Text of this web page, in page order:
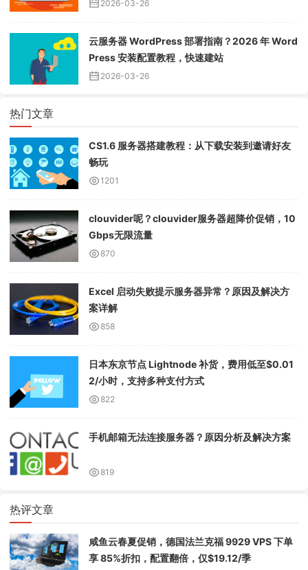
2026-03-26
云服务器 WordPress 部署指南？2026 年 Word
Press 安装配置教程，快速建站
2026-03-26
热门文章
CS1.6 服务器搭建教程：从下载安装到邀请好友
畅玩
1201
clouvider呢？clouvider服务器超降价促销，10
Gbps无限流量
870
Excel 启动失败提示服务器异常？原因及解决方
案详解
858
日本东京节点 Lightnode 补货，费用低至$0.01
2/小时，支持多种支付方式
822
手机邮箱无法连接服务器？原因分析及解决方案
819
热评文章
咸鱼云春夏促销，德国法兰克福 9929 VPS 下单
享 85%折扣，配置翻倍，仅$19.12/季